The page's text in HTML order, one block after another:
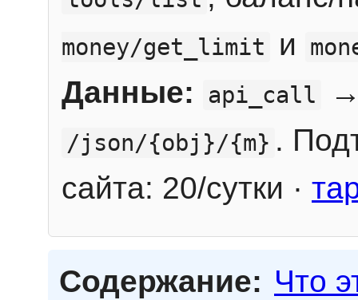
money/get_limit и
Данные: api_call
/json/{obj}/{m} .
сайта: 20/сутки ·
Содержание: Что